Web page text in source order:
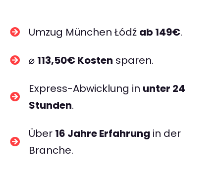
Umzug München Łódź ab 149€.
⌀ 113,50€ Kosten sparen.
Express-Abwicklung in unter 24
Stunden.
Über 16 Jahre Erfahrung in der
Branche.